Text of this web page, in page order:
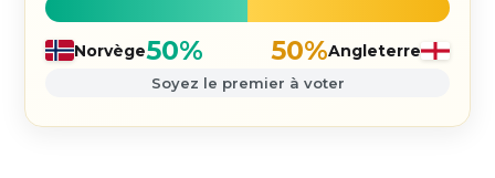
Norvège50%
Soyez le premier à voter
50%Angleterre